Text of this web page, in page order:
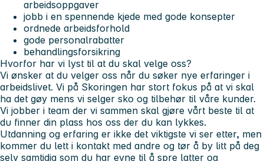
arbeidsoppgaver
jobb i en spennende kjede med gode konsepter
ordnede arbeidsforhold
gode personalrabatter
behandlingsforsikring
Hvorfor har vi lyst til at du skal velge oss?
Vi ønsker at du velger oss når du søker nye erfaringer i
arbeidslivet. Vi på Skoringen har stort fokus på at vi skal
ha det gøy mens vi selger sko og tilbehør til våre kunder.
Vi jobber i team der vi sammen skal gjøre vårt beste til at
du finner din plass hos oss der du kan lykkes.
Utdanning og erfaring er ikke det viktigste vi ser etter, men
kommer du lett i kontakt med andre og tør å by litt på deg
selv samtidig som du har evne til å spre latter og